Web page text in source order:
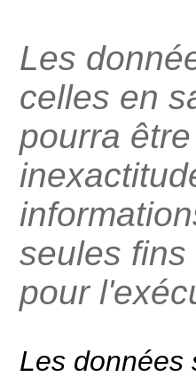
Les
celles en
pourra
seules
pour
Les données